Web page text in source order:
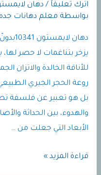
اترك تعليقاً / دهان لايمستون 10341بدونً
بواسطة معلم دهانات جده
دهان
للأناقة الخالدة والاتزان
روعة الحجر الجيري
بل هو تعبير عن فلسفة
والهدوء، بين الحداثة
الأبعاد التي جعلت من …
دهان
قراءة المزيد »